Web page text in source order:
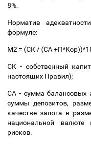
8%.
Норматив
формуле:
М2 = (СК / (СА
СК - собственный
настоящих Правил);
СА - сумма балансовых
суммы депозитов,
качестве залога в
национальной
рисков.